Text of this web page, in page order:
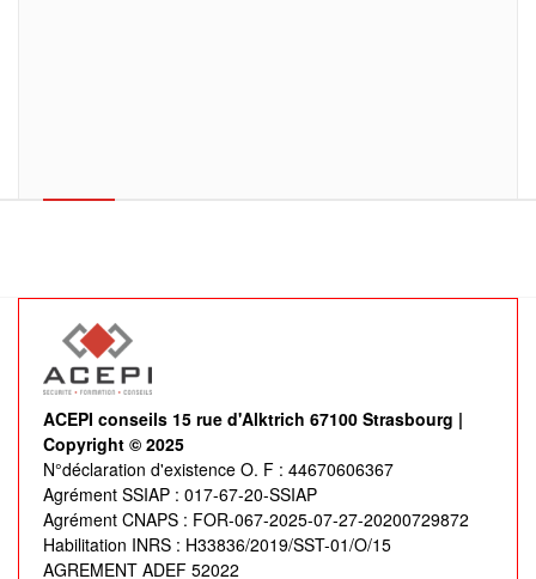
ACEPI conseils 15 rue d'Alktrich 67100 Strasbourg |
Copyright © 2025
N°déclaration d'existence O. F : 44670606367
Agrément SSIAP : 017-67-20-SSIAP
Agrément CNAPS : FOR-067-2025-07-27-20200729872
Habilitation INRS : H33836/2019/SST-01/O/15
AGREMENT ADEF 52022